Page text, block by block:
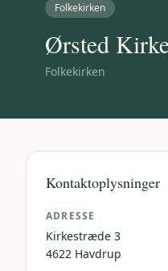
Folkekirken
Ørsted
Folkekirken
Kontaktoplysninger
ADRESSE
Kirkestræde 3
4622 Havdrup